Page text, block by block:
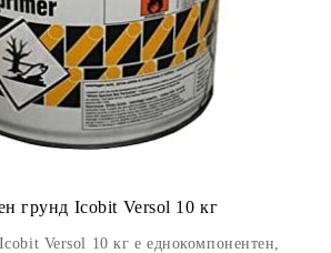
грунд Icobit Versol 10 кг
Versol 10 кг е еднокомпонентен,